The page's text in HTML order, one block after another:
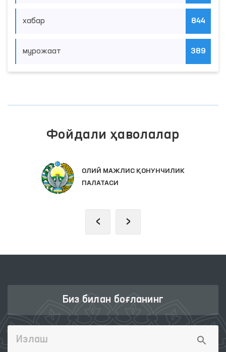
хабар 844
мурожаат 389
Фойдали ҳаволалар
ОЛИЙ МАЖЛИС ҚОНУНЧИЛИК
ПАЛАТАСИ
‹ ›
Биз билан боғланинг